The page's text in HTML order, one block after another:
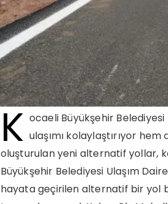
K ocaeli Büyükşehir
ulaşımı kolaylaştırıyor hem
oluşturulan yeni alternatif yollar,
Büyükşehir Belediyesi Ulaşım
hayata geçirilen alternatif bir yol